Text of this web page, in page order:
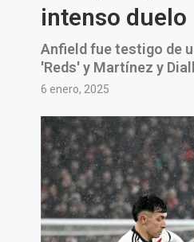
intenso duelo
Anfield fue testigo de
'Reds' y Martínez y
6 enero, 2025